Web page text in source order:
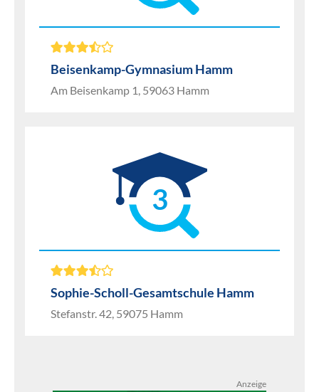
Beisenkamp-Gymnasium Hamm
Am Beisenkamp 1, 59063 Hamm
3
Sophie-Scholl-Gesamtschule Hamm
Stefanstr. 42, 59075 Hamm
Anzeige